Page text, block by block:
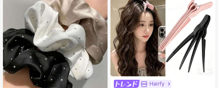
Hairfy
#6 ベストセラー